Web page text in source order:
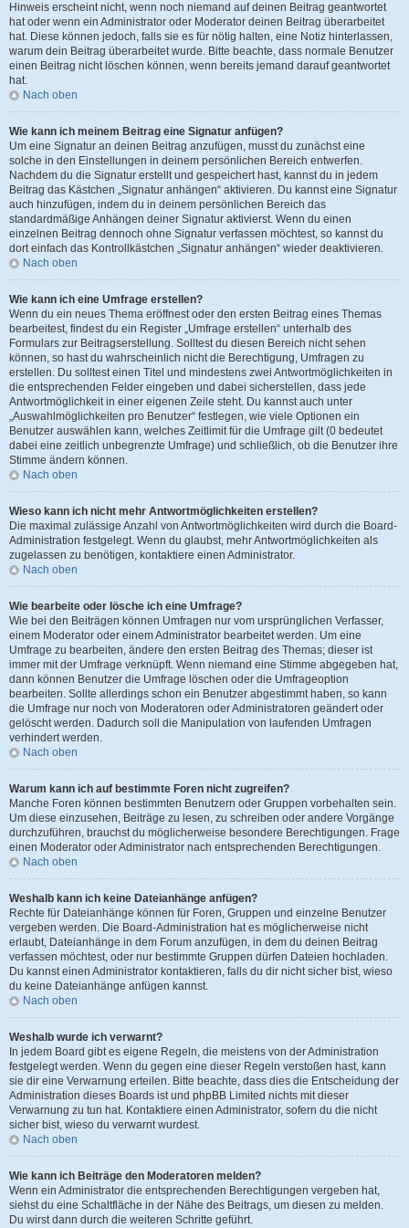
Hinweis erscheint nicht, wenn noch niemand auf deinen Beitrag geantwortet
hat oder wenn ein Administrator oder Moderator deinen Beitrag überarbeitet
hat. Diese können jedoch, falls sie es für nötig halten, eine Notiz hinterlassen,
warum dein Beitrag überarbeitet wurde. Bitte beachte, dass normale Benutzer
einen Beitrag nicht löschen können, wenn bereits jemand darauf geantwortet
hat.
Nach oben
Wie kann ich meinem Beitrag eine Signatur anfügen?
Um eine Signatur an deinen Beitrag anzufügen, musst du zunächst eine
solche in den Einstellungen in deinem persönlichen Bereich entwerfen.
Nachdem du die Signatur erstellt und gespeichert hast, kannst du in jedem
Beitrag das Kästchen „Signatur anhängen“ aktivieren. Du kannst eine Signatur
auch hinzufügen, indem du in deinem persönlichen Bereich das
standardmäßige Anhängen deiner Signatur aktivierst. Wenn du einen
einzelnen Beitrag dennoch ohne Signatur verfassen möchtest, so kannst du
dort einfach das Kontrollkästchen „Signatur anhängen“ wieder deaktivieren.
Nach oben
Wie kann ich eine Umfrage erstellen?
Wenn du ein neues Thema eröffnest oder den ersten Beitrag eines Themas
bearbeitest, findest du ein Register „Umfrage erstellen“ unterhalb des
Formulars zur Beitragserstellung. Solltest du diesen Bereich nicht sehen
können, so hast du wahrscheinlich nicht die Berechtigung, Umfragen zu
erstellen. Du solltest einen Titel und mindestens zwei Antwortmöglichkeiten in
die entsprechenden Felder eingeben und dabei sicherstellen, dass jede
Antwortmöglichkeit in einer eigenen Zeile steht. Du kannst auch unter
„Auswahlmöglichkeiten pro Benutzer“ festlegen, wie viele Optionen ein
Benutzer auswählen kann, welches Zeitlimit für die Umfrage gilt (0 bedeutet
dabei eine zeitlich unbegrenzte Umfrage) und schließlich, ob die Benutzer ihre
Stimme ändern können.
Nach oben
Wieso kann ich nicht mehr Antwortmöglichkeiten erstellen?
Die maximal zulässige Anzahl von Antwortmöglichkeiten wird durch die Board-
Administration festgelegt. Wenn du glaubst, mehr Antwortmöglichkeiten als
zugelassen zu benötigen, kontaktiere einen Administrator.
Nach oben
Wie bearbeite oder lösche ich eine Umfrage?
Wie bei den Beiträgen können Umfragen nur vom ursprünglichen Verfasser,
einem Moderator oder einem Administrator bearbeitet werden. Um eine
Umfrage zu bearbeiten, ändere den ersten Beitrag des Themas; dieser ist
immer mit der Umfrage verknüpft. Wenn niemand eine Stimme abgegeben hat,
dann können Benutzer die Umfrage löschen oder die Umfrageoption
bearbeiten. Sollte allerdings schon ein Benutzer abgestimmt haben, so kann
die Umfrage nur noch von Moderatoren oder Administratoren geändert oder
gelöscht werden. Dadurch soll die Manipulation von laufenden Umfragen
verhindert werden.
Nach oben
Warum kann ich auf bestimmte Foren nicht zugreifen?
Manche Foren können bestimmten Benutzern oder Gruppen vorbehalten sein.
Um diese einzusehen, Beiträge zu lesen, zu schreiben oder andere Vorgänge
durchzuführen, brauchst du möglicherweise besondere Berechtigungen. Frage
einen Moderator oder Administrator nach entsprechenden Berechtigungen.
Nach oben
Weshalb kann ich keine Dateianhänge anfügen?
Rechte für Dateianhänge können für Foren, Gruppen und einzelne Benutzer
vergeben werden. Die Board-Administration hat es möglicherweise nicht
erlaubt, Dateianhänge in dem Forum anzufügen, in dem du deinen Beitrag
verfassen möchtest, oder nur bestimmte Gruppen dürfen Dateien hochladen.
Du kannst einen Administrator kontaktieren, falls du dir nicht sicher bist, wieso
du keine Dateianhänge anfügen kannst.
Nach oben
Weshalb wurde ich verwarnt?
In jedem Board gibt es eigene Regeln, die meistens von der Administration
festgelegt werden. Wenn du gegen eine dieser Regeln verstoßen hast, kann
sie dir eine Verwarnung erteilen. Bitte beachte, dass dies die Entscheidung der
Administration dieses Boards ist und phpBB Limited nichts mit dieser
Verwarnung zu tun hat. Kontaktiere einen Administrator, sofern du die nicht
sicher bist, wieso du verwarnt wurdest.
Nach oben
Wie kann ich Beiträge den Moderatoren melden?
Wenn ein Administrator die entsprechenden Berechtigungen vergeben hat,
siehst du eine Schaltfläche in der Nähe des Beitrags, um diesen zu melden.
Du wirst dann durch die weiteren Schritte geführt.